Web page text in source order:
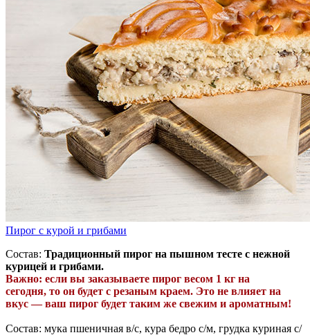
Пирог с курой и грибами
Состав: Традиционный пирог на пышном тесте с нежной
курицей и грибами.
Важно: если вы заказываете пирог весом 1 кг на
сегодня, то он будет с резаным краем. Это не влияет на
вкус — ваш пирог будет таким же свежим и ароматным!
Состав: мука пшеничная в/с, кура бедро с/м, грудка куриная с/